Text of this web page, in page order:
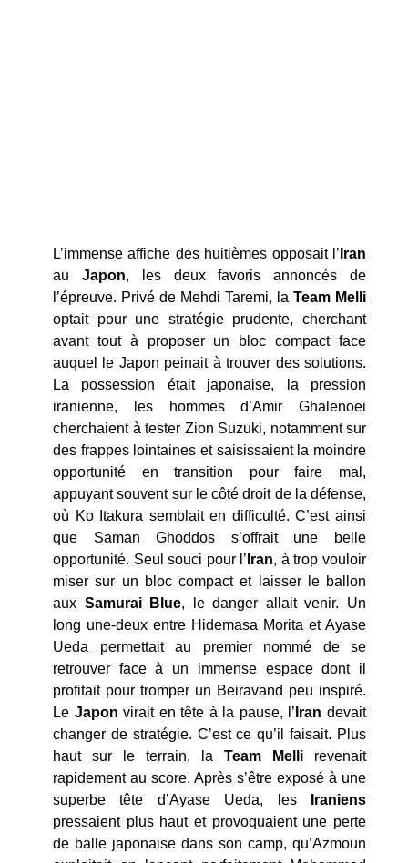
L’immense affiche des huitièmes opposait l’ Iran
au Japon, les deux favoris annoncés de
l’épreuve. Privé de Mehdi Taremi, la Team Melli
optait pour une stratégie prudente, cherchant
avant tout à proposer un bloc compact face
auquel le Japon peinait à trouver des solutions.
La possession était japonaise, la pression
iranienne, les hommes d’Amir Ghalenoei
cherchaient à tester Zion Suzuki, notamment sur
des frappes lointaines et saisissaient la moindre
opportunité en transition pour faire mal,
appuyant souvent sur le côté droit de la défense,
où Ko Itakura semblait en difficulté. C’est ainsi
que Saman Ghoddos s’offrait une belle
opportunité. Seul souci pour l’ Iran, à trop vouloir
miser sur un bloc compact et laisser le ballon
aux Samurai Blue, le danger allait venir. Un
long une-deux entre Hidemasa Morita et Ayase
Ueda permettait au premier nommé de se
retrouver face à un immense espace dont il
profitait pour tromper un Beiravand peu inspiré.
Le Japon virait en tête à la pause, l’ Irandevait
changer de stratégie. C’est ce qu’il faisait. Plus
haut sur le terrain, la Team Melli revenait
rapidement au score. Après s’être exposé à une
superbe tête d’Ayase Ueda, les
Iraniens
pressaient plus haut et provoquaient une perte
de balle japonaise dans son camp, qu’Azmoun